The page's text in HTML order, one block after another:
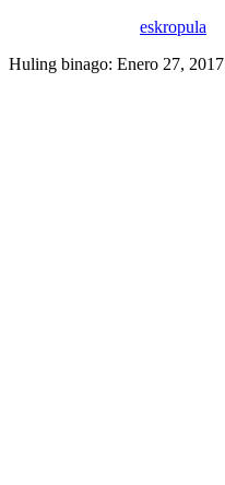
eskropula
Huling binago: Enero 27, 2017